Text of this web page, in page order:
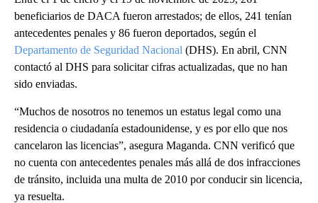
beneficiarios de DACA fueron arrestados; de ellos, 241 tenían
antecedentes penales y 86 fueron deportados, según el
Departamento de Seguridad Nacional (DHS). En abril, CNN
contactó al DHS para solicitar cifras actualizadas, que no han
sido enviadas.
“Muchos de nosotros no tenemos un estatus legal como una
residencia o ciudadanía estadounidense, y es por ello que nos
cancelaron las licencias”, asegura Maganda. CNN verificó que
no cuenta con antecedentes penales más allá de dos infracciones
de tránsito, incluida una multa de 2010 por conducir sin licencia,
ya resuelta.